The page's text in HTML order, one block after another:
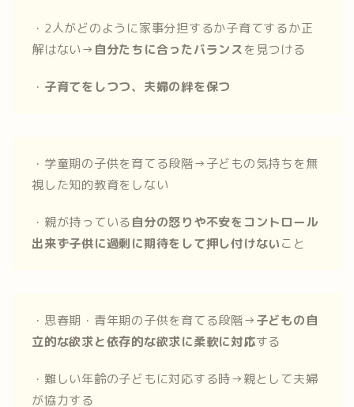
・2人がどのように家事分担するか子育てするか正
解はない→ 自分たちに合ったバランスを見つける
・ 子育てをしつつ、夫婦の絆を保つ
・学童期の子供を育てる段階→子どもの気持ちを無
視した知的教育をしない
・親が持っている自分の怒りや不安をコントロール
出来ず子供に過剰に期待をして押し付けないこと
・思春期・青年期の子供を育てる段階→子どもの自
立的な欲求と依存的な欲求に柔軟に対応する
・難しい年齢の子どもに対応する時→親として夫婦
が協力する